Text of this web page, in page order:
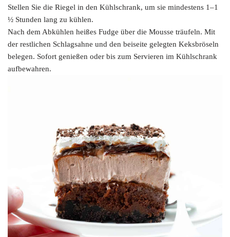
Stellen Sie die Riegel in den Kühlschrank, um sie mindestens 1–1
½ Stunden lang zu kühlen.
Nach dem Abkühlen heißes Fudge über die Mousse träufeln. Mit
der restlichen Schlagsahne und den beiseite gelegten Keksbröseln
belegen. Sofort genießen oder bis zum Servieren im Kühlschrank
aufbewahren.